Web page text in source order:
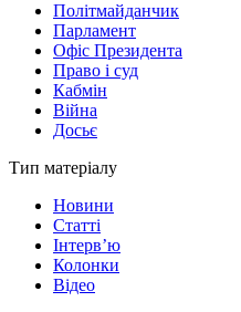
Політмайданчик
Парламент
Офіс Президента
Право і суд
Кабмін
Війна
Досьє
Тип матеріалу
Новини
Статті
Інтерв’ю
Колонки
Відео